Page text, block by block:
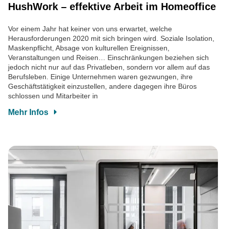
HushWork – effektive Arbeit im Homeoffice
Vor einem Jahr hat keiner von uns erwartet, welche
Herausforderungen 2020 mit sich bringen wird. Soziale Isolation,
Maskenpflicht, Absage von kulturellen Ereignissen,
Veranstaltungen und Reisen… Einschränkungen beziehen sich
jedoch nicht nur auf das Privatleben, sondern vor allem auf das
Berufsleben. Einige Unternehmen waren gezwungen, ihre
Geschäftstätigkeit einzustellen, andere dagegen ihre Büros
schlossen und Mitarbeiter in
Mehr Infos